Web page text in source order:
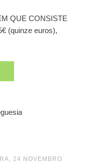
QUE CONSISTE
(quinze euros),
24 NOVEMBRO